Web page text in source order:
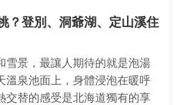
？登別、洞爺湖、定山溪住
雪景，最讓人期待的就是泡湯
溫泉池面上，身體浸泡在暖呼
交替的感受是北海道獨有的享